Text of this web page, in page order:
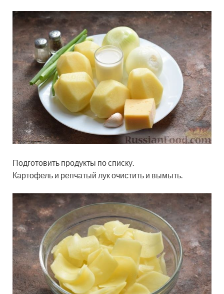
Подготовить продукты по списку.
Картофель и репчатый лук очистить и вымыть.